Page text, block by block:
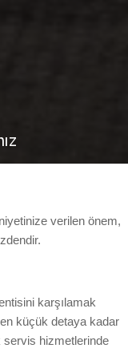
verilen önem,
karşılamak
küçük detaya kadar
hizmetlerinde